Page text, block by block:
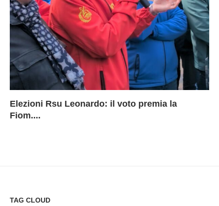
Elezioni Rsu Leonardo: il voto premia la
Fiom....
TAG CLOUD